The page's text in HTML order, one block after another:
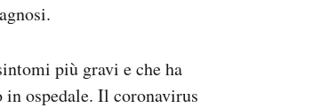
più gravi e che ha
ospedale. Il coronavirus